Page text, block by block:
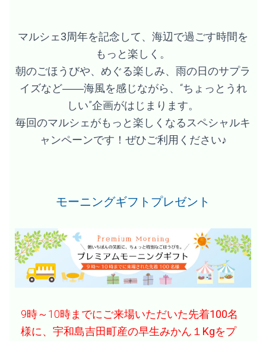
マルシェ3周年を記念して、海辺で過ごす時間を
もっと楽しく。
朝のごほうびや、めぐる楽しみ、雨の日のサプラ
イズなど――海風を感じながら、“ちょっとうれ
しい”企画がはじまります。
毎回のマルシェがもっと楽しくなるスペシャルキ
ャンペーンです！ぜひご利用ください♪
モーニングギフトプレゼント
9時～10時までにご来場いただいた先着100名
様に、宇和島吉田町産の早生みかん１Kgをプ